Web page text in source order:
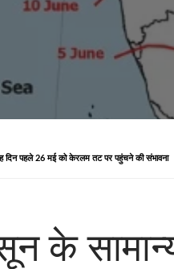
दिन पहले 26 मई को केरलम तट पर पहुंचने की संभावना
के